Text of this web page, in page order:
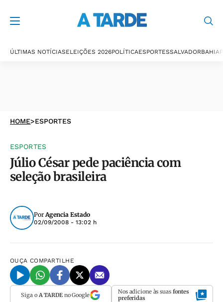
ÚLTIMAS NOTÍCIASELEIÇÕES 2026POLÍTICAESPORTESSALVADORBAHIA
HOME>ESPORTES
ESPORTES
Júlio César pede paciência com
seleção brasileira
PorAgencia Estado
02/09/2008 - 13:02 h
OUÇA COMPARTILHE
Siga o A TARDEno Google Nos adicione às suas fontes
preferidas